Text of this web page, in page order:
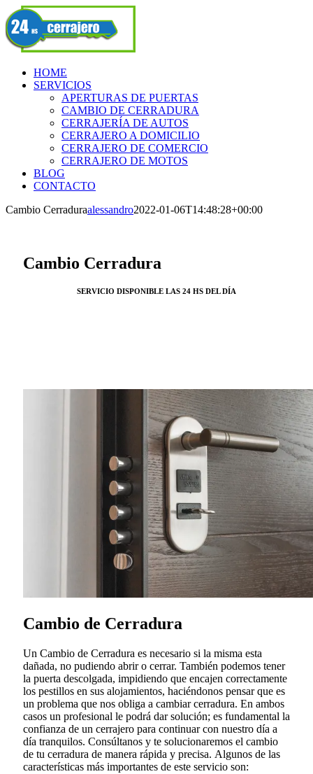
Skip
to
content
Facebook
HOME
SERVICIOS
APERTURAS DE PUERTAS
CAMBIO DE CERRADURA
CERRAJERÍA DE AUTOS
CERRAJERO A DOMICILIO
CERRAJERO DE COMERCIO
CERRAJERO DE MOTOS
BLOG
CONTACTO
Cambio Cerraduraalessandro2022-01-06T14:48:28+00:00
Cambio Cerradura
SERVICIO DISPONIBLE LAS 24 HS DEL DÍA
Cambio de Cerradura
Un Cambio de Cerradura es necesario si la misma esta
dañada, no pudiendo abrir o cerrar. También podemos tener
la puerta descolgada, impidiendo que encajen correctamente
los pestillos en sus alojamientos, haciéndonos pensar que es
un problema que nos obliga a cambiar cerradura. En ambos
casos un profesional le podrá dar solución; es fundamental la
confianza de un cerrajero para continuar con nuestro día a
día tranquilos. Consúltanos y te solucionaremos el cambio
de tu cerradura de manera rápida y precisa. Algunos de las
características más importantes de este servicio son: